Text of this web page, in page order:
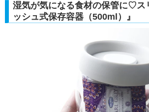
湿気が気になる食材の保管に♡ス
ッシュ式保存容器（500ml）』